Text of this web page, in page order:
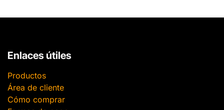
Enlaces útiles
Productos
Área de cliente
Cómo comprar